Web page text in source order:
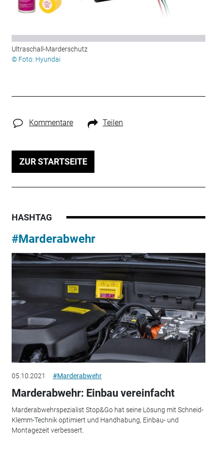
Ultraschall-Marderschutz
© Foto: Hyundai
Kommentare Teilen
ZUR STARTSEITE
HASHTAG
#Marderabwehr
05.10.2021 #Marderabwehr
Marderabwehr: Einbau vereinfacht
Marderabwehrspezialist Stop&Go hat seine Lösung mit Schneid-
Klemm-Technik optimiert und Handhabung, Einbau- und
Montagezeit verbessert.